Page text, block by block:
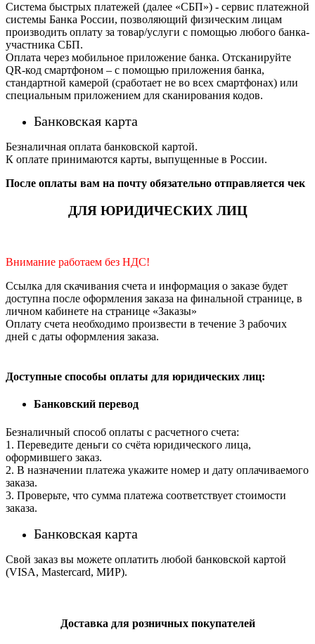
Система быстрых платежей (далее «СБП») - сервис платежной
системы Банка России, позволяющий физическим лицам
производить оплату за товар/услуги с помощью любого банка-
участника СБП.
Оплата через мобильное приложение банка. Отсканируйте
QR-код смартфоном – с помощью приложения банка,
стандартной камерой (сработает не во всех смартфонах) или
специальным приложением для сканирования кодов.
Банковская карта
Безналичная оплата банковской картой.
К оплате принимаются карты, выпущенные в России.
После оплаты вам на почту обязательно отправляется чек
ДЛЯ ЮРИДИЧЕСКИХ ЛИЦ
Внимание работаем без НДС!
Ссылка для скачивания счета и информация о заказе будет
доступна после оформления заказа на финальной странице, в
личном кабинете на странице «Заказы»
Оплату счета необходимо произвести в течение 3 рабочих
дней с даты оформления заказа.
Доступные способы оплаты для юридических лиц:
Банковский перевод
Безналичный способ оплаты с расчетного счета:
1. Переведите деньги со счёта юридического лица,
оформившего заказ.
2. В назначении платежа укажите номер и дату оплачиваемого
заказа.
3. Проверьте, что сумма платежа соответствует стоимости
заказа.
Банковская карта
Свой заказ вы можете оплатить любой банковской картой
(VISA, Mastercard, МИР).
Доставка для розничных покупателей